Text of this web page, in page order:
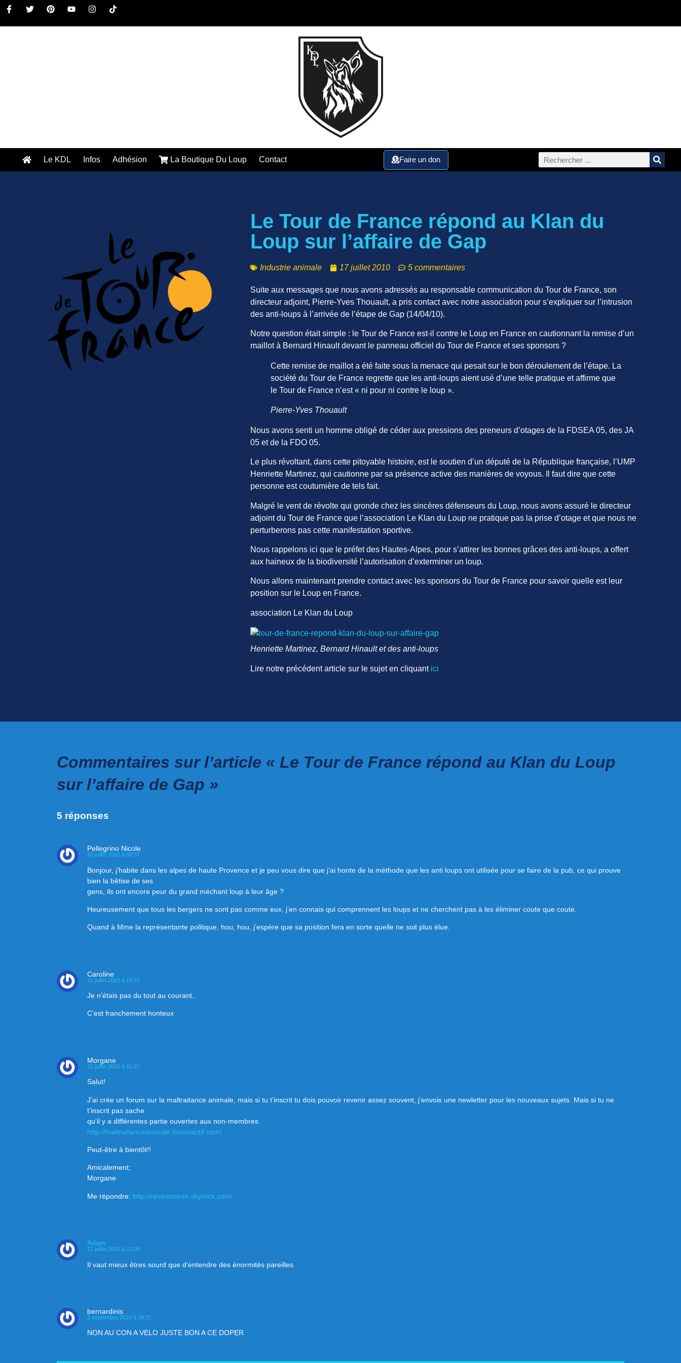
Le KDL Infos Adhésion La Boutique Du Loup Contact Faire un don
Le Tour de France répond au Klan du
Loup sur l’affaire de Gap
Industrie animale 17 juillet 2010 5 commentaires
Suite aux messages que nous avons adressés au responsable communication du Tour de France, son
directeur adjoint, Pierre-Yves Thouault, a pris contact avec notre association pour s’expliquer sur l’intrusion
des anti-loups à l’arrivée de l’étape de Gap (14/04/10).
Notre question était simple : le Tour de France est-il contre le Loup en France en cautionnant la remise d’un
maillot à Bernard Hinault devant le panneau officiel du Tour de France et ses sponsors ?
Cette remise de maillot a été faite sous la menace qui pesait sur le bon déroulement de l’étape. La
société du Tour de France regrette que les anti-loups aient usé d’une telle pratique et affirme que
le Tour de France n’est « ni pour ni contre le loup ».
Pierre-Yves Thouault
Nous avons senti un homme obligé de céder aux pressions des preneurs d’otages de la FDSEA 05, des JA
05 et de la FDO 05.
Le plus révoltant, dans cette pitoyable histoire, est le soutien d’un député de la République française, l’UMP
Henriette Martinez, qui cautionne par sa présence active des manières de voyous. Il faut dire que cette
personne est coutumière de tels fait.
Malgré le vent de révolte qui gronde chez les sincères défenseurs du Loup, nous avons assuré le directeur
adjoint du Tour de France que l’association Le Klan du Loup ne pratique pas la prise d’otage et que nous ne
perturberons pas cette manifestation sportive.
Nous rappelons ici que le préfet des Hautes-Alpes, pour s’attirer les bonnes grâces des anti-loups, a offert
aux haineux de la biodiversité l’autorisation d’exterminer un loup.
Nous allons maintenant prendre contact avec les sponsors du Tour de France pour savoir quelle est leur
position sur le Loup en France.
association Le Klan du Loup
Henriette Martinez, Bernard Hinault et des anti-loups
Lire notre précédent article sur le sujet en cliquant ici
Commentaires sur l’article « Le Tour de France répond au Klan du Loup
sur l’affaire de Gap »
5 réponses
Pellegrino Nicole
20 juillet 2010 à 08:37
Bonjour, j’habite dans les alpes de haute Provence et je peu vous dire que j’ai honte de la méthode que les anti loups ont utilisée pour se faire de la pub, ce qui prouve
bien la bêtise de ses
gens, ils ont encore peur du grand méchant loup à leur âge ?
Heureusement que tous les bergers ne sont pas comme eux, j’en connais qui comprennent les loups et ne cherchent pas à les éliminer coute que coute.
Quand à Mme la représentante politique, hou, hou, j’espère que sa position fera en sorte quelle ne soit plus élue.
Caroline
21 juillet 2010 à 16:52
Je n’étais pas du tout au courant..
C’est franchement honteux
Morgane
22 juillet 2010 à 11:07
Salut!
J’ai crée un forum sur la maltraitance animale, mais si tu t’inscrit tu dois pouvoir revenir assez souvent, j’envois une newletter pour les nouveaux sujets. Mais si tu ne
t’inscrit pas sache
qu’il y a différentes partie ouvertes aux non-membres.
http://maltraitanceanimale.forumactif.com/
Peut-être à bientôt!!
Amicalement;
Morgane
Me répondre: http://revesnoires.skyrock.com/
Adam
22 juillet 2010 à 22:00
Il vaut mieux êtres sourd que d’entendre des énormités pareilles.
bernardinis
3 septembre 2010 à 18:31
NON AU CON A VELO JUSTE BON A CE DOPER